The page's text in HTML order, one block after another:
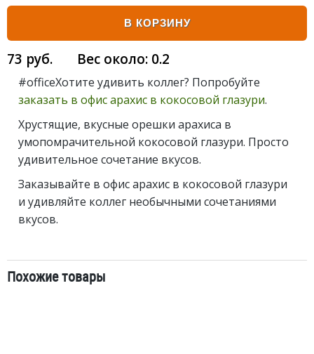
В КОРЗИНУ
73 руб. Вес около: 0.2
#officeХотите удивить коллег? Попробуйте
заказать в офис арахис в кокосовой глазури.
Хрустящие, вкусные орешки арахиса в
умопомрачительной кокосовой глазури. Просто
удивительное сочетание вкусов.
Заказывайте в офис арахис в кокосовой глазури
и удивляйте коллег необычными сочетаниями
вкусов.
Похожие товары